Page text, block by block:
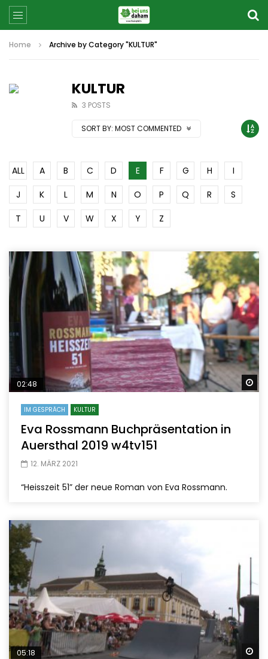
Home Archive by Category "KULTUR"
KULTUR
3 POSTS
SORT BY: MOST COMMENTED
ALL A B C D E F G H
I
J
K L M N O P Q R
S
T
U V W X Y Z
02:48
IM GESPRÄCH KULTUR
Eva Rossmann Buchpräsentation in
Auersthal 2019 w4tv151
12. MÄRZ 2021
“Heisszeit 51” der neue Roman von Eva Rossmann.
05:18